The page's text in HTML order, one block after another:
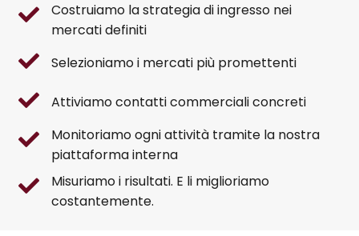
Costruiamo la strategia di ingresso nei
mercati definiti
Selezioniamo i mercati più promettenti
Attiviamo contatti commerciali concreti
Monitoriamo ogni attività tramite la nostra
piattaforma interna
Misuriamo i risultati. E li miglioriamo
costantemente.